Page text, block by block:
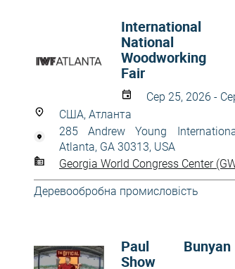
International
National
Woodworking
Fair
Сер 25, 2026 -
США, Атланта
285 Andrew Young
Atlanta, GA 30313, USA
Georgia World Congress Center
Деревообробна промисловість
Paul Bunyan
Show